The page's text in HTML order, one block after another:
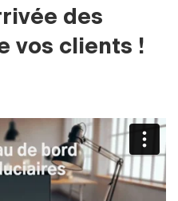
des
vos clients !